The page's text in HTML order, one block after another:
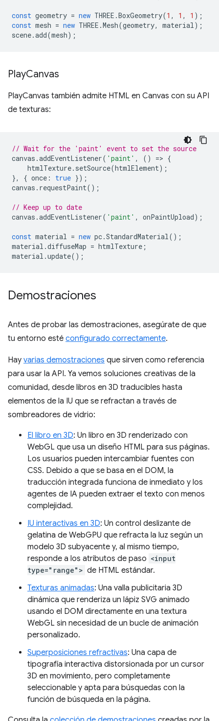
const geometry = new THREE .BoxGeometry(1 , 1 , 1 );
const mesh = new THREE .Mesh(geometry, material);
scene.add(mesh);
PlayCanvas
PlayCanvas también admite HTML en Canvas con su API
de texturas:
// Wait for the 'paint' event to set the source
canvas .addEventListener( 'paint' , () => {
htmlTexture. setSource(htmlElement);
},
{ once : true });
canvas . requestPaint();
// Keep up to date
canvas .addEventListener( 'paint' , onPaintUpload);
const material = new pc.StandardMaterial();
material .diffuseMap = htmlTexture ;
material .update();
Demostraciones
Antes de probar las demostraciones, asegúrate de que
tu entorno esté configurado correctamente.
Hay varias demostraciones que sirven como referencia
para usar la API. Ya vemos soluciones creativas de la
comunidad, desde libros en 3D traducibles hasta
elementos de la IU que se refractan a través de
sombreadores de vidrio:
El libro en 3D: Un libro en 3D renderizado con
WebGL que usa un diseño HTML para sus páginas.
Los usuarios pueden intercambiar fuentes con
CSS. Debido a que se basa en el DOM, la
traducción integrada funciona de inmediato y los
agentes de IA pueden extraer el texto con menos
complejidad.
IU interactivas en 3D: Un control deslizante de
gelatina de WebGPU que refracta la luz según un
modelo 3D subyacente y, al mismo tiempo,
responde a los atributos de paso <input
type="range"> de HTML estándar.
Texturas animadas: Una valla publicitaria 3D
dinámica que renderiza un lápiz SVG animado
usando el DOM directamente en una textura
WebGL sin necesidad de un bucle de animación
personalizado.
Superposiciones refractivas: Una capa de
tipografía interactiva distorsionada por un cursor
3D en movimiento, pero completamente
seleccionable y apta para búsquedas con la
función de búsqueda en la página.